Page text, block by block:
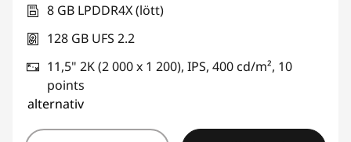
8 GB LPDDR4X (lött)
128 GB UFS 2.2
11,5" 2K (2 000 x 1 200), IPS, 400 cd/m², 10
points
alternativ